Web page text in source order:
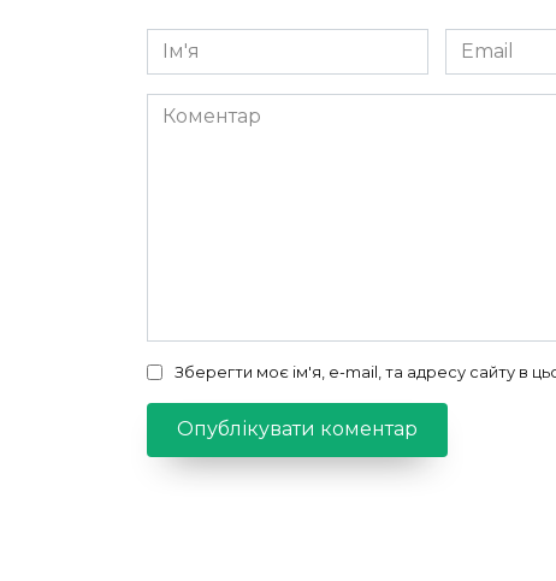
Ім'я
*
Email
*
Коментар
Зберегти моє ім'я, e-mail, та адресу сайту в